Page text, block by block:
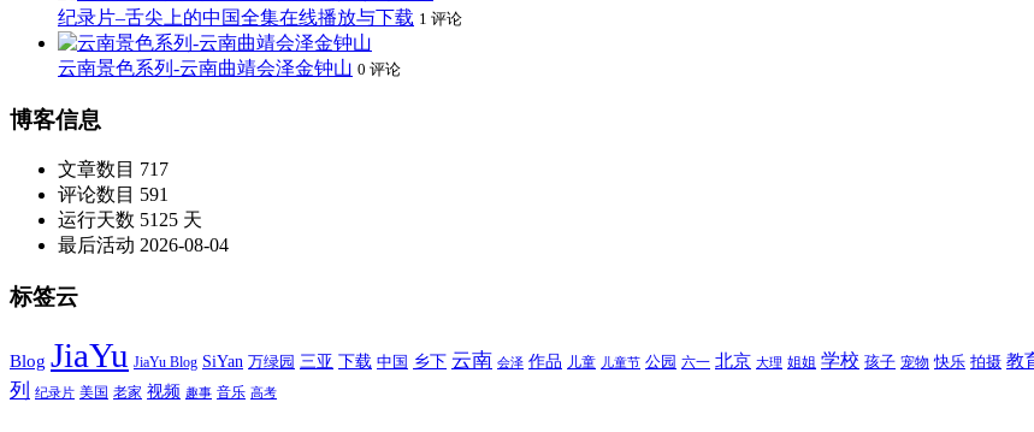
纪录片–舌尖上的中国全集在线播放与下载 1 评论
云南景色系列-云南曲靖会泽金钟山 0 评论
博客信息
文章数目 717
评论数目 591
运行天数 5125 天
最后活动 2026-08-04
标签云
Blog JiaYu JiaYu Blog SiYan 万绿园 三亚 下载 中国 乡下 云南 会泽 作品 儿童 儿童节 公园 六一 北京 大理 姐姐 学校 孩子 宠物 快乐 拍摄 教
列
纪录片 美国 老家 视频 趣事 音乐 高考